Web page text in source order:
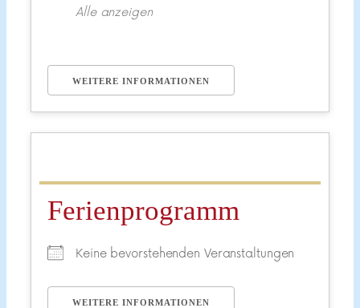
Alle anzeigen
WEITERE INFORMATIONEN
Ferienprogramm
Keine bevorstehenden Veranstaltungen
WEITERE INFORMATIONEN